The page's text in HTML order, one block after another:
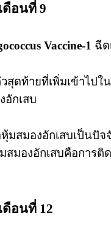
ดือนที่ 9
Vaccine-1 ฉีด
สุดท้ายที่เพิ่มเข้าไป
อักเสบ
หุ้มสมองอักเสบเป็นปั
สมองอักเสบคือการ
อนที่ 12